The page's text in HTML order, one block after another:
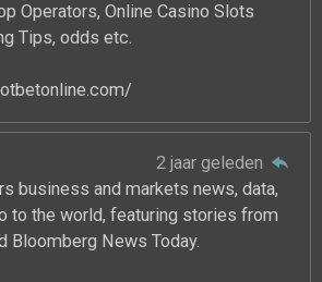
Operators, Online Casino Slots
Tips, odds etc.
2 jaar geleden
business and markets news, data,
to the world, featuring stories from
Bloomberg News Today.